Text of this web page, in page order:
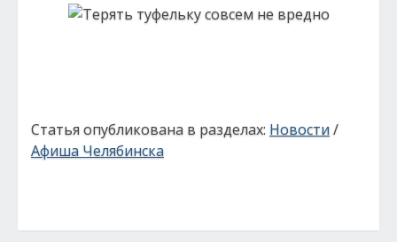
Статья опубликована в разделах: Новости/
Афиша Челябинска